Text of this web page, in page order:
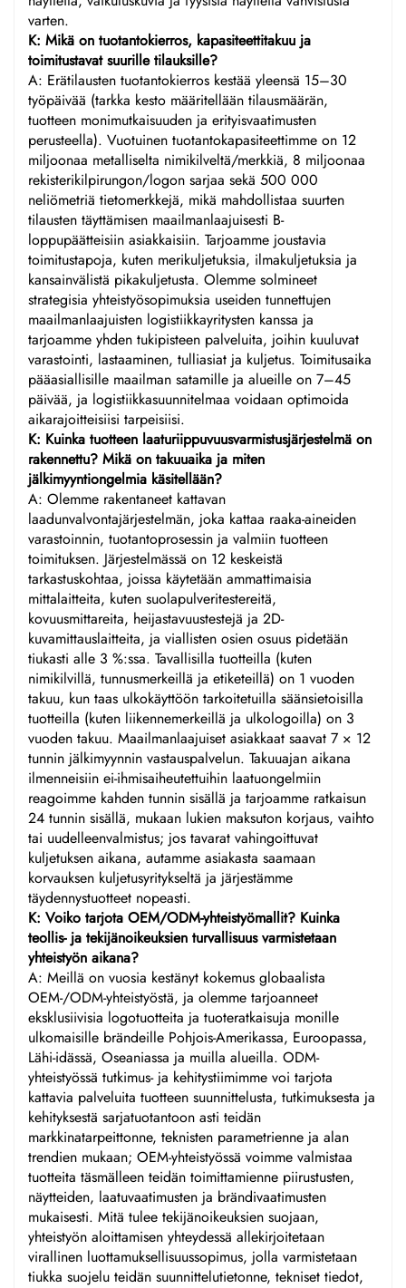
varten.
K: Mikä on tuotantokierros, kapasiteettitakuu ja
toimitustavat suurille tilauksille?
A: Erätilausten tuotantokierros kestää yleensä 15–30
työpäivää (tarkka kesto määritellään tilausmäärän,
tuotteen monimutkaisuuden ja erityisvaatimusten
perusteella). Vuotuinen tuotantokapasiteettimme on 12
miljoonaa metalliselta nimikilveltä/merkkiä, 8 miljoonaa
rekisterikilpirungon/logon sarjaa sekä 500 000
neliömetriä tietomerkkejä, mikä mahdollistaa suurten
tilausten täyttämisen maailmanlaajuisesti B-
loppupäätteisiin asiakkaisiin. Tarjoamme joustavia
toimitustapoja, kuten merikuljetuksia, ilmakuljetuksia ja
kansainvälistä pikakuljetusta. Olemme solmineet
strategisia yhteistyösopimuksia useiden tunnettujen
maailmanlaajuisten logistiikkayritysten kanssa ja
tarjoamme yhden tukipisteen palveluita, joihin kuuluvat
varastointi, lastaaminen, tulliasiat ja kuljetus. Toimitusaika
pääasiallisille maailman satamille ja alueille on 7–45
päivää, ja logistiikkasuunnitelmaa voidaan optimoida
aikarajoitteisiisi tarpeisiisi.
K: Kuinka tuotteen laaturiippuvuusvarmistusjärjestelmä on
rakennettu? Mikä on takuuaika ja miten
jälkimyyntiongelmia käsitellään?
A: Olemme rakentaneet kattavan
laadunvalvontajärjestelmän, joka kattaa raaka-aineiden
varastoinnin, tuotantoprosessin ja valmiin tuotteen
toimituksen. Järjestelmässä on 12 keskeistä
tarkastuskohtaa, joissa käytetään ammattimaisia
mittalaitteita, kuten suolapulveritestereitä,
kovuusmittareita, heijastavuustestejä ja 2D-
kuvamittauslaitteita, ja viallisten osien osuus pidetään
tiukasti alle 3 %:ssa. Tavallisilla tuotteilla (kuten
nimikilvillä, tunnusmerkeillä ja etiketeillä) on 1 vuoden
takuu, kun taas ulkokäyttöön tarkoitetuilla säänsietoisilla
tuotteilla (kuten liikennemerkeillä ja ulkologoilla) on 3
vuoden takuu. Maailmanlaajuiset asiakkaat saavat 7 × 12
tunnin jälkimyynnin vastauspalvelun. Takuuajan aikana
ilmenneisiin ei-ihmisaiheutettuihin laatuongelmiin
reagoimme kahden tunnin sisällä ja tarjoamme ratkaisun
24 tunnin sisällä, mukaan lukien maksuton korjaus, vaihto
tai uudelleenvalmistus; jos tavarat vahingoittuvat
kuljetuksen aikana, autamme asiakasta saamaan
korvauksen kuljetusyritykseltä ja järjestämme
täydennystuotteet nopeasti.
K: Voiko tarjota OEM/ODM-yhteistyömallit? Kuinka
teollis- ja tekijänoikeuksien turvallisuus varmistetaan
yhteistyön aikana?
A: Meillä on vuosia kestänyt kokemus globaalista
OEM-/ODM-yhteistyöstä, ja olemme tarjoanneet
eksklusiivisia logotuotteita ja tuoteratkaisuja monille
ulkomaisille brändeille Pohjois-Amerikassa, Euroopassa,
Lähi-idässä, Oseaniassa ja muilla alueilla. ODM-
yhteistyössä tutkimus- ja kehitystiimimme voi tarjota
kattavia palveluita tuotteen suunnittelusta, tutkimuksesta ja
kehityksestä sarjatuotantoon asti teidän
markkinatarpeittonne, teknisten parametrienne ja alan
trendien mukaan; OEM-yhteistyössä voimme valmistaa
tuotteita täsmälleen teidän toimittamienne piirustusten,
näytteiden, laatuvaatimusten ja brändivaatimusten
mukaisesti. Mitä tulee tekijänoikeuksien suojaan,
yhteistyön aloittamisen yhteydessä allekirjoitetaan
virallinen luottamuksellisuussopimus, jolla varmistetaan
tiukka suojelu teidän suunnittelutietonne, tekniset tiedot,